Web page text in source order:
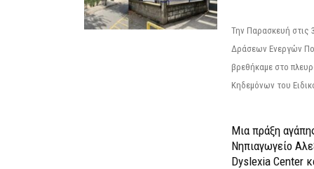
Την Παρασκευή
Δράσεων Ενεργών
βρεθήκαμε στο
Κηδεμόνων του
Μια πράξη
Νηπιαγωγείο
Dyslexia Center